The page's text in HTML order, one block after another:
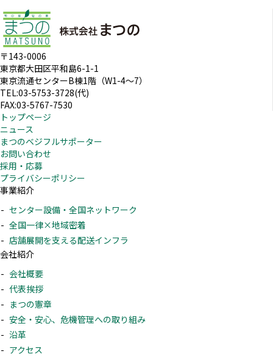
〒143-0006
東京都大田区平和島6-1-1
東京流通センターB棟1階（W1-4～7）
TEL:03-5753-3728(代)
FAX:03-5767-7530
トップページ
ニュース
まつのベジフルサポーター
お問い合わせ
採用・応募
プライバシーポリシー
事業紹介
センター設備・全国ネットワーク
全国一律×地域密着
店舗展開を支える配送インフラ
会社紹介
会社概要
代表挨拶
まつの憲章
安全・安心、危機管理への取り組み
沿革
アクセス